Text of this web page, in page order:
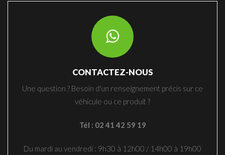
CONTACTEZ-NOUS
Une question ? Besoin d'un renseignement précis sur ce
véhicule ou ce produit ?
Tél : 02 41 42 59 19
Du mardi au vendredi : 9h30 à 12h00 / 14h00 à 19h00